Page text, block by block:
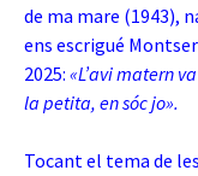
de ma mare (1943),
ens escrigué
2025: «L’avi matern
la petita, en sóc jo».
Tocant el tema de